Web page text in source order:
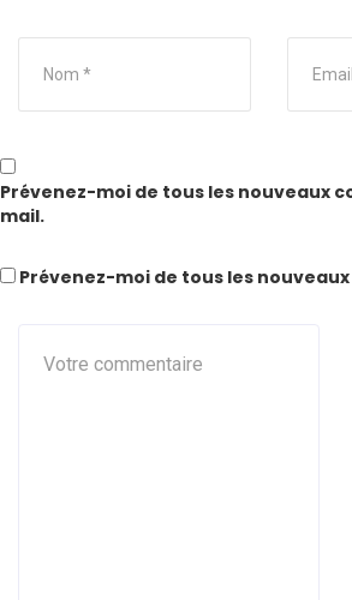
Prévenez-moi de tous les nouveaux
mail.
Prévenez-moi de tous les